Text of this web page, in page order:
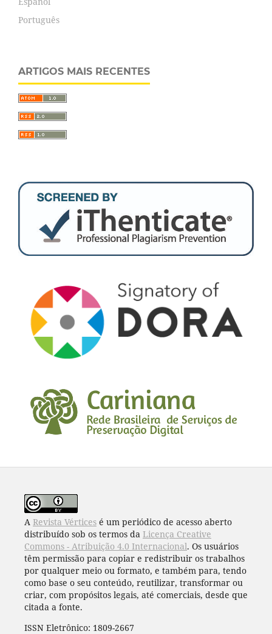
Português
ARTIGOS MAIS RECENTES
A Revista Vérticesé um periódico de acesso aberto
distribuído sob os termos da Licença Creative
Commons - Atribuição 4.0 Internacional. Os usuários
têm permissão para copiar e redistribuir os trabalhos
por qualquer meio ou formato, e também para, tendo
como base o seu conteúdo, reutilizar, transformar ou
criar, com propósitos legais, até comerciais, desde que
citada a fonte.
ISSN Eletrônico: 1809-2667